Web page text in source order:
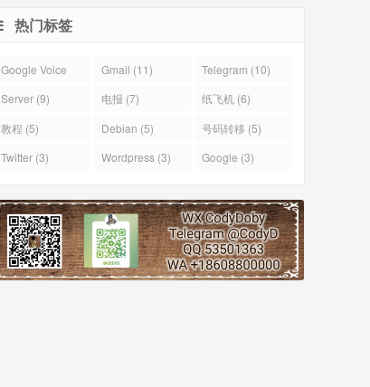
热门标签
Google Voice
(43)
Gmail (11)
Telegram (10)
Server (9)
电报 (7)
纸飞机 (6)
教程 (5)
Debian (5)
号码转移 (5)
Twitter (3)
Wordpress (3) Google (3)